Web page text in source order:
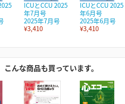
ICUとCCU 2025
年7月号
2025年7月号
¥3,410
ICUとCCU 2025
年6月号
2025年6月号
¥3,410
んな商品も買っています。